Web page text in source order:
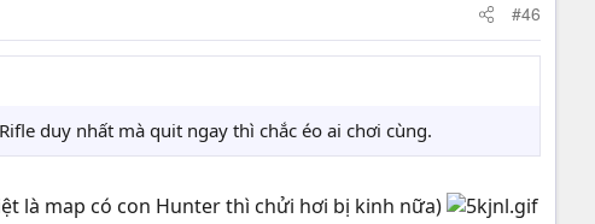
#46
duy nhất mà quit ngay thì chắc éo ai chơi cùng.
là map có con Hunter thì chửi hơi bị kinh nữa)